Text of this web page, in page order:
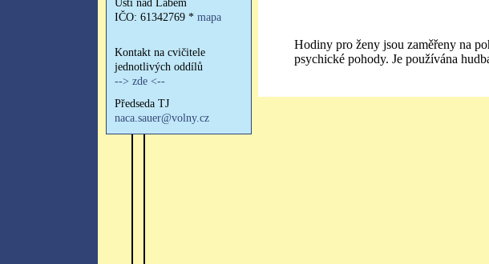
Hodiny pro ženy jsou zaměřeny na
psychické pohody. Je používána